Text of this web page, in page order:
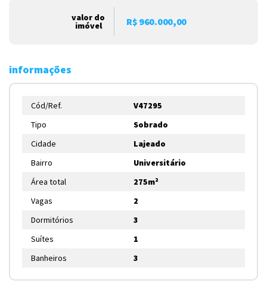
valor do
imóvel R$ 960.000,00
informações
Cód/Ref.
V47295
Tipo
Sobrado
Cidade
Lajeado
Bairro
Universitário
Área total
275m²
Vagas
2
Dormitórios
3
Suítes
1
Banheiros
3